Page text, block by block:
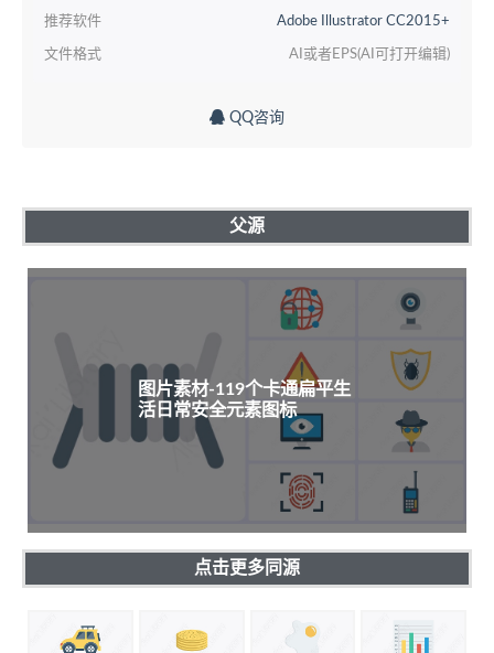
推荐软件 Adobe Illustrator CC2015+
文件格式 AI或者EPS(AI可打开编辑)
QQ咨询
父源
图片素材-119个卡通扁平生
活日常安全元素图标
点击更多同源